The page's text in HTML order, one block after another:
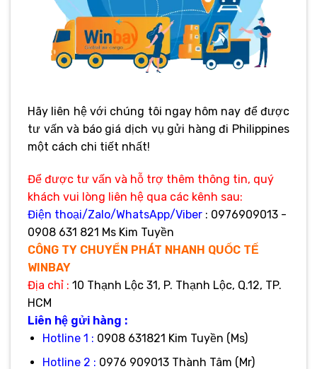
Hãy liên hệ với chúng tôi ngay hôm nay để được
tư vấn và báo giá dịch vụ gửi hàng đi Philippines
một cách chi tiết nhất!
Để được tư vấn và hỗ trợ thêm thông tin, quý
khách vui lòng liên hệ qua các kênh sau:
Điện thoại/Zalo/WhatsApp/Viber : 0976909013 -
0908 631 821 Ms Kim Tuyền
CÔNG TY CHUYỂN PHÁT NHANH QUỐC TẾ
WINBAY
Địa chỉ : 10 Thạnh Lộc 31, P. Thạnh Lộc, Q.12, TP.
HCM
Liên hệ gửi hàng :
Hotline 1 : 0908 631821 Kim Tuyền (Ms)
Hotline 2 : 0976 909013 Thành Tâm (Mr)